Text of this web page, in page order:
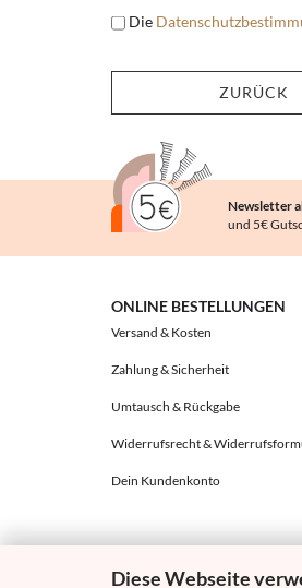
Diese Webseite
Die
ZURÜCK
Newsletter
und 5€
ONLINE BESTELLUNGEN
Versand & Kosten
Zahlung & Sicherheit
Umtausch & Rückgabe
Widerrufsrecht &
Dein Kundenkonto